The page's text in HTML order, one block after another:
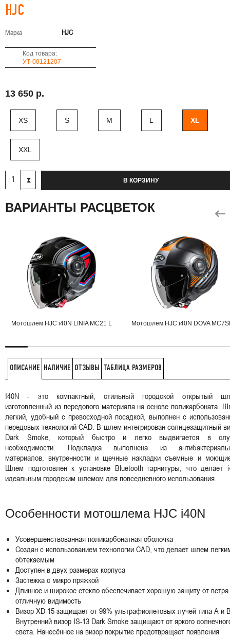
HJC
Марка HJC
Код товара:
УТ-00121207
13 650 р.
XS S M L XL
XXL
В КОРЗИНУ
ВАРИАНТЫ РАСЦВЕТОК
Мотошлем HJC i40N LINIA MC21 L Мотошлем HJC i40N DOVA
ОПИСАНИЕ НАЛИЧИЕ ОТЗЫВЫ ТАБЛИЦА РАЗМЕРОВ
I40N - это компактный, стильный городской открытый
изготовленный из передового материала на основе поликарбоната.
легкий, удобный с превосходной посадкой, выполнен с
передовых технологий CAD. В шлем интегрирован солнцезащитный
Dark Smoke, который быстро и легко выдвигается в
необходимости. Подкладка выполнена из
материалов, внутренности и щечные накладки съемные и
Шлем подготовлен к установке Bluetooth гарнитуры, что делает
идеальным городским шлемом для повседневного использования.
Особенности мотошлема HJC i40N
Усовершенствованная поликарбонатная оболочка
Создан с использованием технологии CAD, что делает шлем
обтекаемым
Доступен в двух размерах корпуса
Застежка с микро пряжкой
Длинное и широкое стекло обеспечивает хорошую защиту от
отличную видимость
Визор XD-15 защищает от 99% ультрафиолетовых лучей типа А и
Внутренний визор IS-13 Dark Smoke защищают от яркого
света. Нанесённое на визор покрытие предотвращает появления